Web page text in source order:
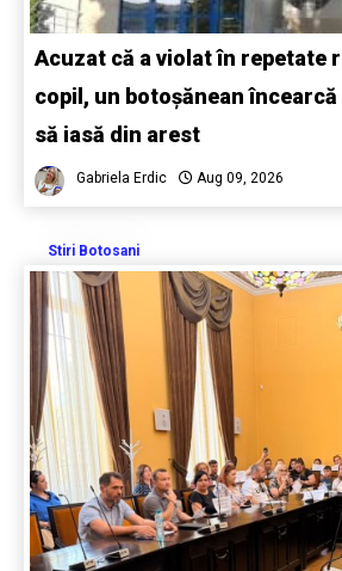
Acuzat că a violat în repetate
copil, un botoșănean
să iasă din arest
Gabriela Erdic Aug 09, 2026
Stiri Botosani